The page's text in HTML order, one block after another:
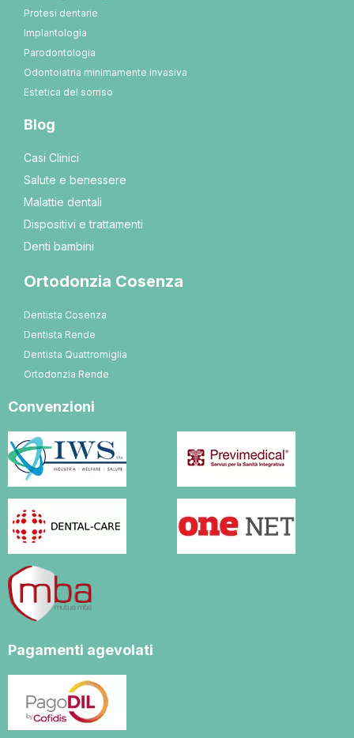
Protesi dentarie
Implantologia
Parodontologia
Odontoiatria minimamente invasiva
Estetica del sorriso
Blog
Casi Clinici
Salute e benessere
Malattie dentali
Dispositivi e trattamenti
Denti bambini
Ortodonzia Cosenza
Dentista Cosenza
Dentista Rende
Dentista Quattromiglia
Ortodonzia Rende
Convenzioni
Pagamenti agevolati